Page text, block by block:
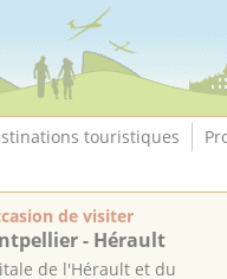
touristiques
de visiter
- Hérault
de l'Hérault et du